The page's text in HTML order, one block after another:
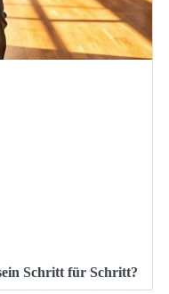
Schritt für Schritt?